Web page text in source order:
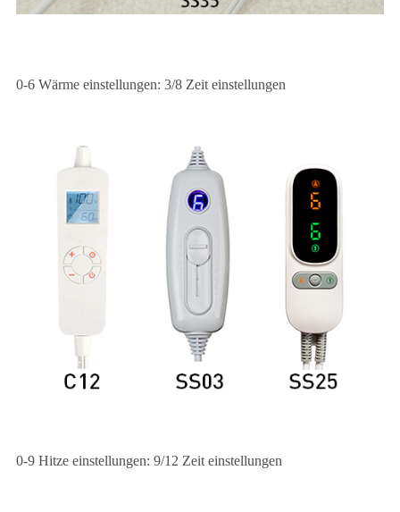
0-6 Wärme einstellungen: 3/8 Zeit einstellungen
0-9 Hitze einstellungen: 9/12 Zeit einstellungen